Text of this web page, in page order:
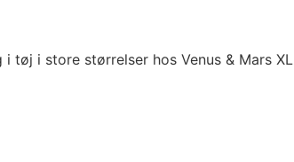
tøj i store størrelser hos Venus & Mars XL